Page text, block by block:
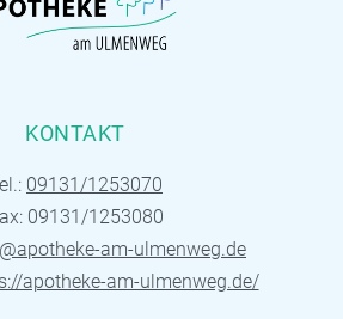
KONTAKT
09131/1253070
09131/1253080
am-ulmenweg.de
apotheke-am-ulmenweg.de/